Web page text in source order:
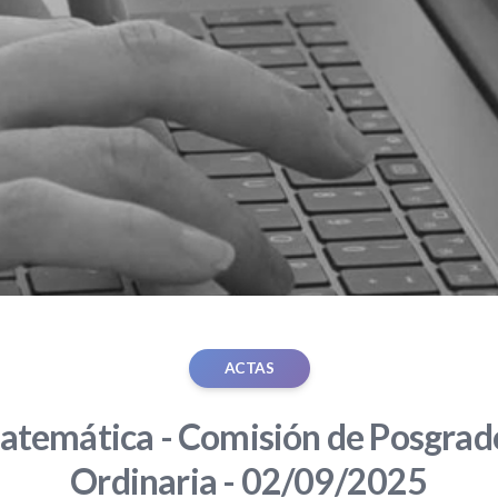
ACTAS
- Comisión de
Ordinaria - 02/09/2025